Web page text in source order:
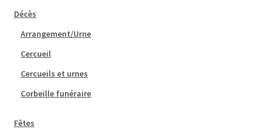
Décès
Arrangement/Urne
Cercueil
Cercueils et urnes
Corbeille funéraire
Fêtes